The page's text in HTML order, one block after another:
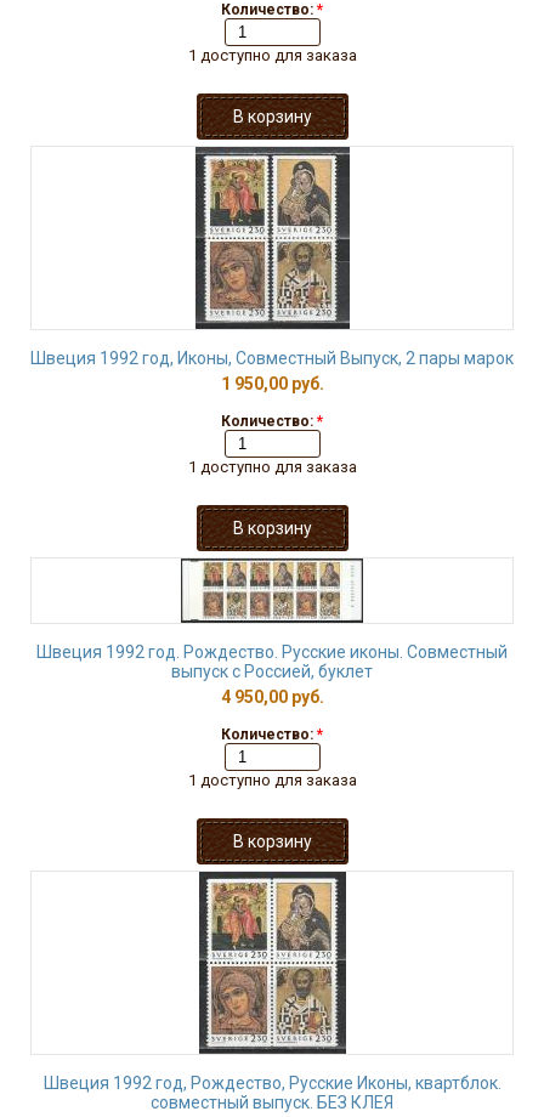
Количество: *
1 доступно для заказа
Швеция 1992 год, Иконы, Совместный Выпуск, 2 пары марок
1 950,00 руб.
Количество: *
1 доступно для заказа
Швеция 1992 год. Рождество. Русские иконы. Совместный
выпуск с Россией, буклет
4 950,00 руб.
Количество: *
1 доступно для заказа
Швеция 1992 год, Рождество, Русские Иконы, квартблок.
совместный выпуск. БЕЗ КЛЕЯ